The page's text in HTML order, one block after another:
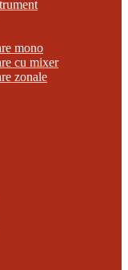
mono
cu mixer
zonale